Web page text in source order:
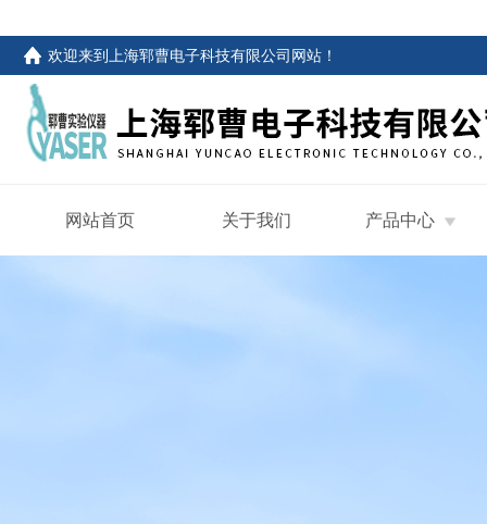
欢迎来到 上海郓曹电子科技有限公司网站 ！
网站首页 关于我们 产品中心